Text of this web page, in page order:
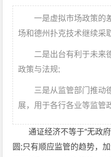
一是虚拟市场政策的
场和德州扑克技术继续采
二是出台有利于未来
政策与法规;
三是从监管部门推动
展，用于各行各业等监管
通证经济不等于“无政
圆;只有顺应监管的趋势，